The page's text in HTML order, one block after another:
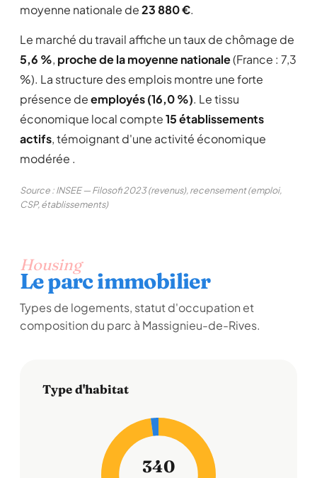
moyenne nationale de23 880 €.
Le marché du travail affiche un taux de chômage de
5,6 %, proche de la moyenne nationale(France : 7,3
%). La structure des emplois montre une forte
présence deemployés (16,0 %). Le tissu
économique local compte15 établissements
actifs, témoignant d'une activité économique
modérée .
Source : INSEE — Filosofi 2023 (revenus), recensement (emploi,
CSP, établissements)
Housing
Le parc immobilier
Types de logements, statut d'occupation et
composition du parc à Massignieu-de-Rives.
Type d'habitat
340